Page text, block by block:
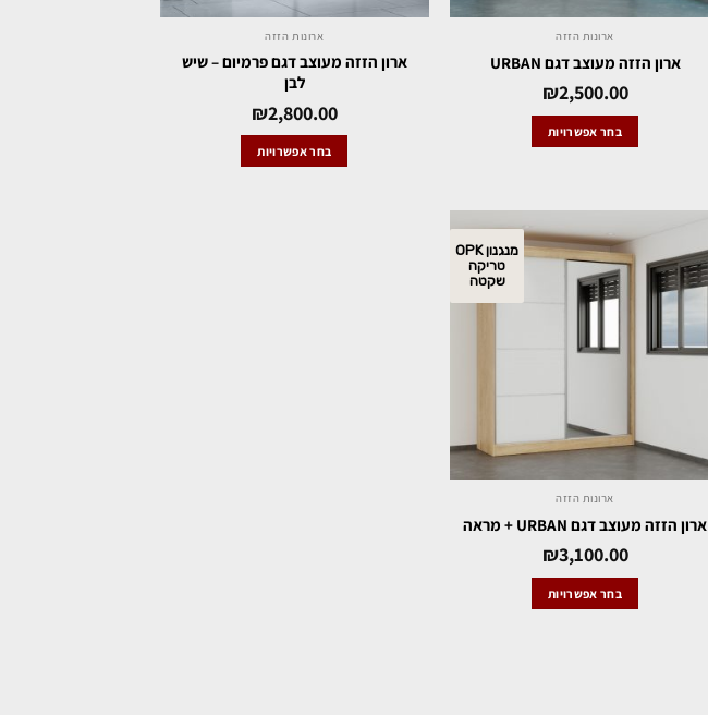
ארונות הזזה
ארון הזזה מעוצב דגם URBAN
₪2,500.00
בחר אפשרויות
ארונות הזזה
ארון הזזה מעוצב דגם פרמיום – שיש
לבן
₪2,800.00
בחר אפשרויות
מנגנון OPK
טריקה
שקטה
ארונות הזזה
ארון הזזה מעוצב דגם URBAN + מראה
₪3,100.00
בחר אפשרויות